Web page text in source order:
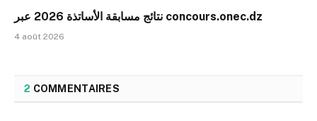
نتائج مسابقة الأساتذة 2026 عبر concours.onec.dz
4 août 2026
2 COMMENTAIRES